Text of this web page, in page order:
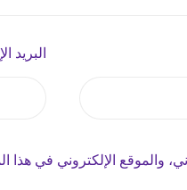
البريد
والموقع الإلكتروني في هذا